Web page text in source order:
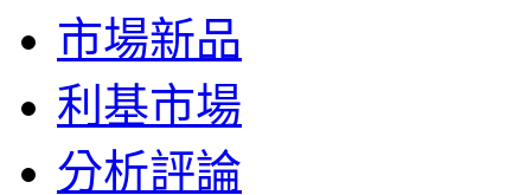
市場新品
利基市場
分析評論